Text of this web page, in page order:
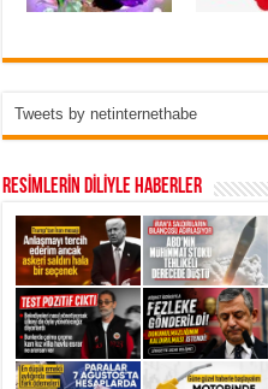
Tweets by netinternethabe
RESİMLERİN DİLİYLE HABERLER